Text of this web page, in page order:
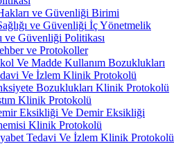
ve Güvenliği Birimi
ve Güvenliği İç Yönetmelik
ve Güvenliği Politikası
ve Protokoller
Ve Madde Kullanım Bozuklukları
Ve İzlem Klinik Protokolü
Bozuklukları Klinik Protokolü
Klinik Protokolü
Eksikliği Ve Demir Eksikliği
Klinik Protokolü
Tedavi Ve İzlem Klinik Protokolü